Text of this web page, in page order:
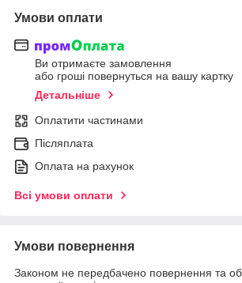
Умови оплати
Ви отримаєте замовлення
або гроші повернуться на вашу картку
Детальніше
Оплатити частинами
Післяплата
Оплата на рахунок
Всі умови оплати
Умови повернення
Законом не передбачено повернення та